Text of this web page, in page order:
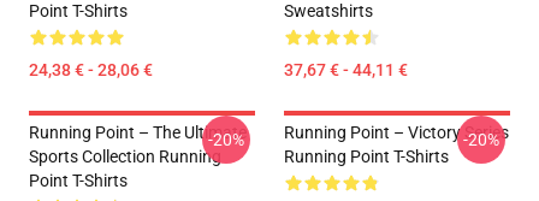
Point T-Shirts
24,38 € - 28,06 €
Sweatshirts
37,67 € - 44,11 €
Running Point – The Ultimate
Sports Collection Running
Point T-Shirts
-20%
Running Point – Victory Series
Running Point T-Shirts
-20%